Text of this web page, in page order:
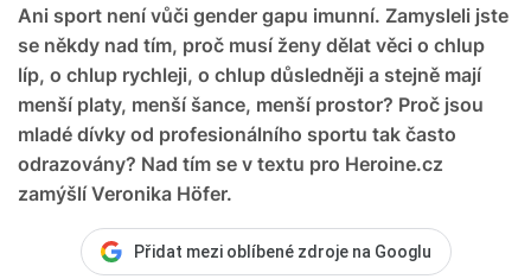
Ani sport není vůči gender gapu imunní. Zamysleli jste
se někdy nad tím, proč musí ženy dělat věci o chlup
líp, o chlup rychleji, o chlup důsledněji a stejně mají
menší platy, menší šance, menší prostor? Proč jsou
mladé dívky od profesionálního sportu tak často
odrazovány? Nad tím se v textu pro Heroine.cz
zamýšlí Veronika Höfer.
Přidat mezi oblíbené zdroje na Googlu